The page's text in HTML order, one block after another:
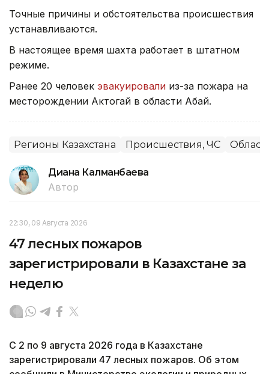
Точные причины и обстоятельства происшествия
устанавливаются.
В настоящее время шахта работает в штатном
режиме.
Ранее 20 человек эвакуировали из-за пожара на
месторождении Актогай в области Абай.
Регионы Казахстана Происшествия, ЧС
Диана Калманбаева
Автор
22:30, 09 Августа 2026
47 лесных пожаров
зарегистрировали в Казахстане за
неделю
С 2 по 9 августа 2026 года в Казахстане
зарегистрировали 47 лесных пожаров. Об этом